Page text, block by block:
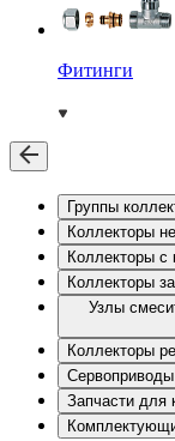
Фитинги
Группы
Коллекторы
Коллекторы с
Коллекторы
Узлы
Коллекторы
Запчасти для